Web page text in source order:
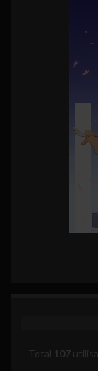
Total 107